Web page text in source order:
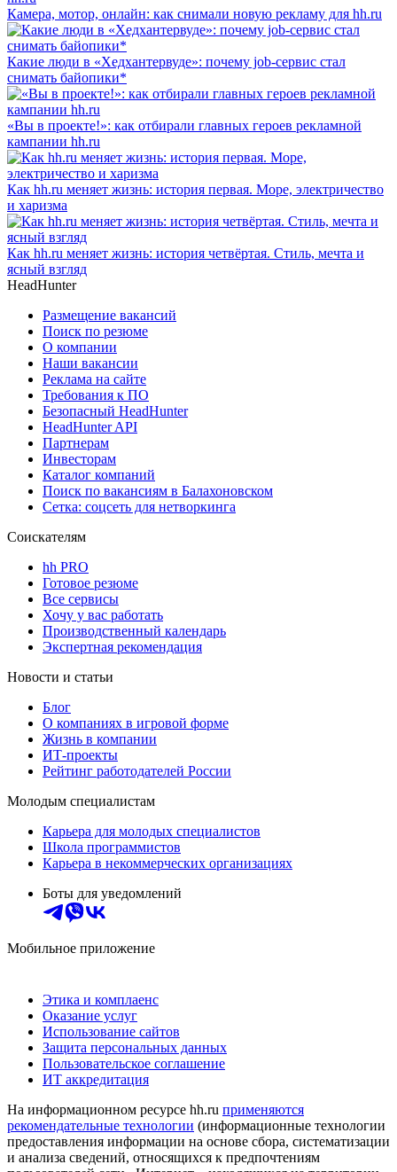
Камера, мотор, онлайн: как снимали новую рекламу для hh.ru
Какие люди в «Хедхантервуде»: почему job-сервис стал
снимать байопики*
«Вы в проекте!»: как отбирали главных героев рекламной
кампании hh.ru
Как hh.ru меняет жизнь: история первая. Море, электричество
и харизма
Как hh.ru меняет жизнь: история четвёртая. Стиль, мечта и
ясный взгляд
HeadHunter
Размещение вакансий
Поиск по резюме
О компании
Наши вакансии
Реклама на сайте
Требования к ПО
Безопасный HeadHunter
HeadHunter API
Партнерам
Инвесторам
Каталог компаний
Поиск по вакансиям в Балахоновском
Сетка: соцсеть для нетворкинга
Соискателям
hh PRO
Готовое резюме
Все сервисы
Хочу у вас работать
Производственный календарь
Экспертная рекомендация
Новости и статьи
Блог
О компаниях в игровой форме
Жизнь в компании
ИТ-проекты
Рейтинг работодателей России
Молодым специалистам
Карьера для молодых специалистов
Школа программистов
Карьера в некоммерческих организациях
Боты для уведомлений
Мобильное приложение
Этика и комплаенс
Оказание услуг
Использование сайтов
Защита персональных данных
Пользовательское соглашение
ИТ аккредитация
На информационном ресурсе hh.ru применяются
рекомендательные технологии (информационные технологии
предоставления информации на основе сбора, систематизации
и анализа сведений, относящихся к предпочтениям